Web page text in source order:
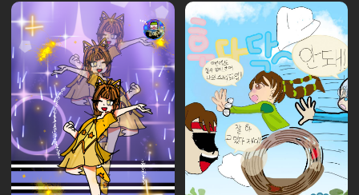
#컷만화 #데포르메 #훈련 #보석 #창작 디자
인 #체육 #제이 #대결 #댄스
#컷만화 #데포르메 #훈련 #보석 #창작 디자
인 #체육 #제이 #대결 #댄스